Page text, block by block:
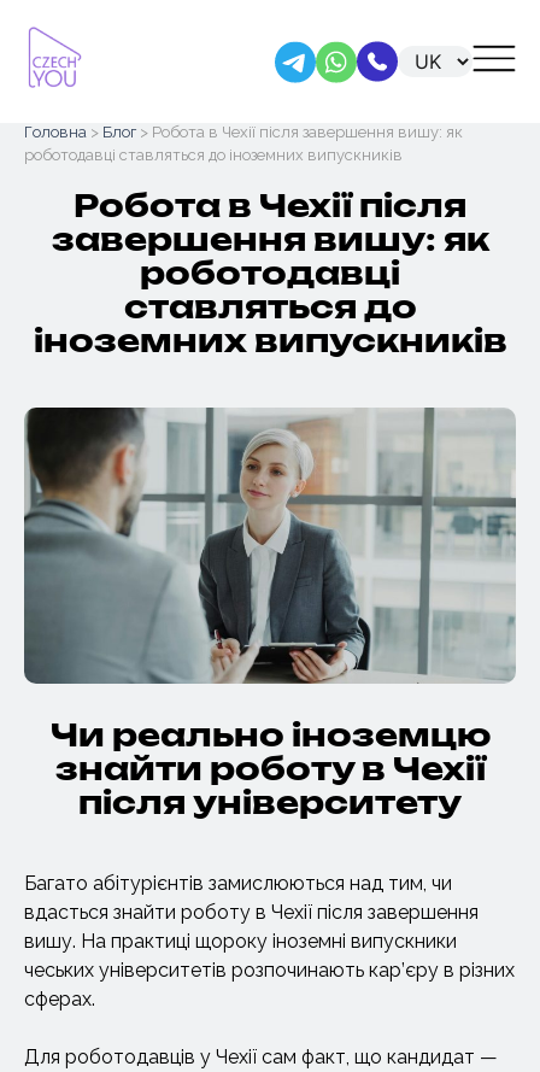
content
Головна > Блог > Робота в Чехії після завершення вишу: як
роботодавці ставляться до іноземних випускників
Робота в Чехії після
завершення вишу: як
роботодавці
ставляться до
іноземних випускників
Чи реально іноземцю
знайти роботу в Чехії
після університету
Багато абітурієнтів замислюються над тим, чи
вдасться знайти роботу в Чехії після завершення
вишу. На практиці щороку іноземні випускники
чеських університетів розпочинають кар’єру в різних
сферах.
Для роботодавців у Чехії сам факт, що кандидат —